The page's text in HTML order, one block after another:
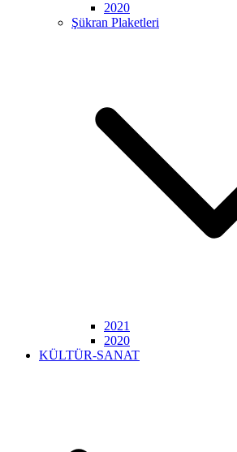
2020
Şükran Plaketleri
2021
2020
KÜLTÜR-SANAT